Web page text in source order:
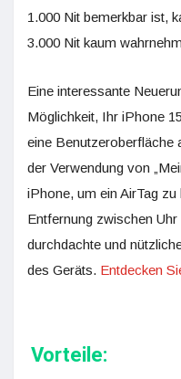
1.000 Nit bemerkbar ist,
3.000 Nit kaum
Eine interessante
Möglichkeit, Ihr iPhone
eine Benutzeroberfläche
der Verwendung von
iPhone, um ein AirTag
Entfernung zwischen
durchdachte und
des Geräts. Entdecken
Vorteile: